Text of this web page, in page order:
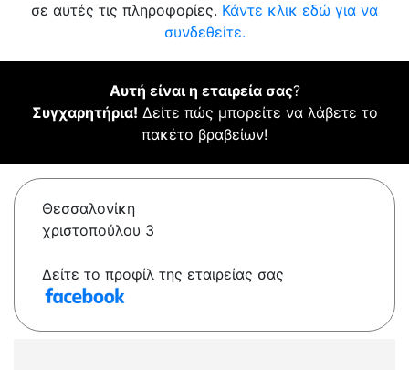
σε αυτές τις πληροφορίες. Κάντε κλικ εδώ για να
συνδεθείτε.
Αυτή είναι η εταιρεία σας?
Συγχαρητήρια! Δείτε πώς μπορείτε να λάβετε το
πακέτο βραβείων!
Θεσσαλονίκη
χριστοπούλου 3
Δείτε το προφίλ της εταιρείας σας